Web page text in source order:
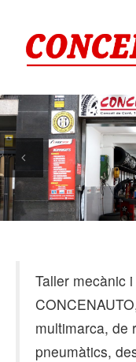
Previous
Taller mecànic
multimarca, de
pneumàtics,